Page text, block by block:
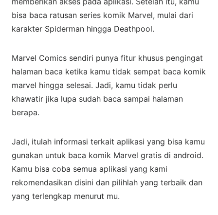
bisa baca ratusan series komik Marvel, mulai dari
karakter Spiderman hingga Deathpool.
Marvel Comics sendiri punya fitur khusus pengingat
halaman baca ketika kamu tidak sempat baca komik
marvel hingga selesai. Jadi, kamu tidak perlu
khawatir jika lupa sudah baca sampai halaman
berapa.
Jadi, itulah informasi terkait aplikasi yang bisa kamu
gunakan untuk baca komik Marvel gratis di android.
Kamu bisa coba semua aplikasi yang kami
rekomendasikan disini dan pilihlah yang terbaik dan
yang terlengkap menurut mu.